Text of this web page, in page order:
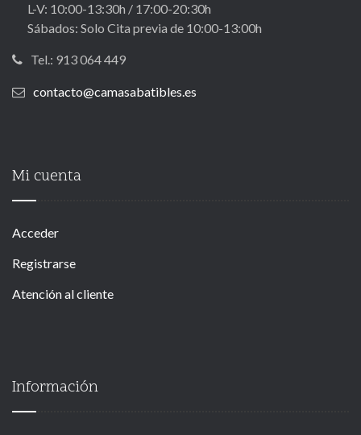
L-V: 10:00-13:30h / 17:00-20:30h
Sábados: Solo Cita previa de 10:00-13:00h
Tel.: 913 064 449
contacto@camasabatibles.es
Mi cuenta
Acceder
Registrarse
Atención al cliente
Información